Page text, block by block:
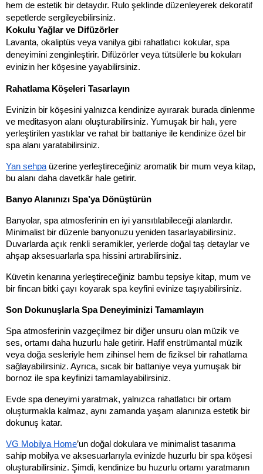
hem de estetik bir detaydır. Rulo şeklinde düzenleyerek dekoratif
sepetlerde sergileyebilirsiniz.
Kokulu Yağlar ve Difüzörler
Lavanta, okaliptüs veya vanilya gibi rahatlatıcı kokular, spa
deneyimini zenginleştirir. Difüzörler veya tütsülerle bu kokuları
evinizin her köşesine yayabilirsiniz.
Rahatlama Köşeleri Tasarlayın
Evinizin bir köşesini yalnızca kendinize ayırarak burada dinlenme
ve meditasyon alanı oluşturabilirsiniz. Yumuşak bir halı, yere
yerleştirilen yastıklar ve rahat bir battaniye ile kendinize özel bir
spa alanı yaratabilirsiniz.
Yan sehpa üzerine yerleştireceğiniz aromatik bir mum veya kitap,
bu alanı daha davetkâr hale getirir.
Banyo Alanınızı Spa’ya Dönüştürün
Banyolar, spa atmosferinin en iyi yansıtılabileceği alanlardır.
Minimalist bir düzenle banyonuzu yeniden tasarlayabilirsiniz.
Duvarlarda açık renkli seramikler, yerlerde doğal taş detaylar ve
ahşap aksesuarlarla spa hissini artırabilirsiniz.
Küvetin kenarına yerleştireceğiniz bambu tepsiye kitap, mum ve
bir fincan bitki çayı koyarak spa keyfini evinize taşıyabilirsiniz.
Son Dokunuşlarla Spa Deneyiminizi Tamamlayın
Spa atmosferinin vazgeçilmez bir diğer unsuru olan müzik ve
ses, ortamı daha huzurlu hale getirir. Hafif enstrümantal müzik
veya doğa sesleriyle hem zihinsel hem de fiziksel bir rahatlama
sağlayabilirsiniz. Ayrıca, sıcak bir battaniye veya yumuşak bir
bornoz ile spa keyfinizi tamamlayabilirsiniz.
Evde spa deneyimi yaratmak, yalnızca rahatlatıcı bir ortam
oluşturmakla kalmaz, aynı zamanda yaşam alanınıza estetik bir
dokunuş katar.
VG Mobilya Home’un doğal dokulara ve minimalist tasarıma
sahip mobilya ve aksesuarlarıyla evinizde huzurlu bir spa köşesi
oluşturabilirsiniz. Şimdi, kendinize bu huzurlu ortamı yaratmanın